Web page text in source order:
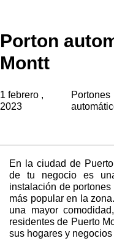
Porton
Montt
1 febrero ,
2023
Portones
En la ciudad de
de tu negocio es
instalación de
más popular en la
una mayor
residentes de Puerto
sus hogares y